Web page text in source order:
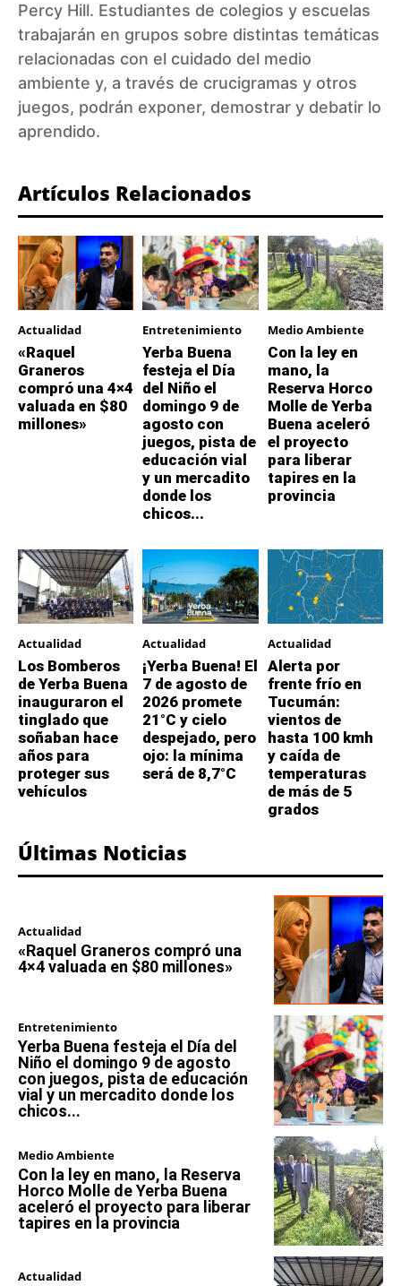
Percy Hill. Estudiantes de colegios y escuelas
trabajarán en grupos sobre distintas temáticas
relacionadas con el cuidado del medio
ambiente y, a través de crucigramas y otros
juegos, podrán exponer, demostrar y debatir lo
aprendido.
Artículos Relacionados
Actualidad
«Raquel
Graneros
compró una 4×4
valuada en $80
millones»
Entretenimiento
Yerba Buena
festeja el Día
del Niño el
domingo 9 de
agosto con
juegos, pista de
educación vial
y un mercadito
donde los
chicos...
Medio Ambiente
Con la ley en
mano, la
Reserva Horco
Molle de Yerba
Buena aceleró
el proyecto
para liberar
tapires en la
provincia
Actualidad
Los Bomberos
de Yerba Buena
inauguraron el
tinglado que
soñaban hace
años para
proteger sus
vehículos
Actualidad
¡Yerba Buena! El
7 de agosto de
2026 promete
21°C y cielo
despejado, pero
ojo: la mínima
será de 8,7°C
Actualidad
Alerta por
frente frío en
Tucumán:
vientos de
hasta 100 kmh
y caída de
temperaturas
de más de 5
grados
Últimas Noticias
Actualidad
«Raquel Graneros compró una
4×4 valuada en $80 millones»
Entretenimiento
Yerba Buena festeja el Día del
Niño el domingo 9 de agosto
con juegos, pista de educación
vial y un mercadito donde los
chicos...
Medio Ambiente
Con la ley en mano, la Reserva
Horco Molle de Yerba Buena
aceleró el proyecto para liberar
tapires en la provincia
Actualidad